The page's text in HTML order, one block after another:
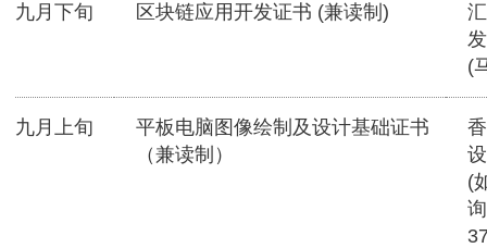
九月下旬 区块链应用开发证书 (兼读制)
(
九月上旬
平板电脑图像绘制及设计基础证书
（兼读制）
(